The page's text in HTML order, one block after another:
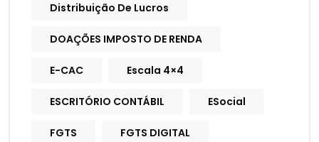
Distribuição De Lucros
DOAÇÕES IMPOSTO DE RENDA
E-CAC Escala 4×4
ESCRITÓRIO CONTÁBIL ESocial
FGTS FGTS DIGITAL